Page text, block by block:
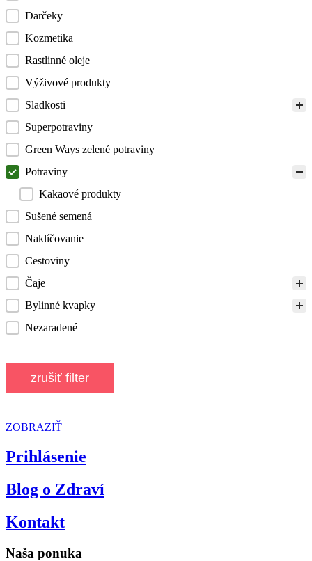
Darčeky
Kozmetika
Rastlinné oleje
Výživové produkty
Sladkosti
Superpotraviny
Green Ways zelené potraviny
Potraviny
Kakaové produkty
Sušené semená
Naklíčovanie
Cestoviny
Čaje
Bylinné kvapky
Nezaradené
zrušiť filter
ZOBRAZIŤ
Prihlásenie
Blog o Zdraví
Kontakt
Naša ponuka